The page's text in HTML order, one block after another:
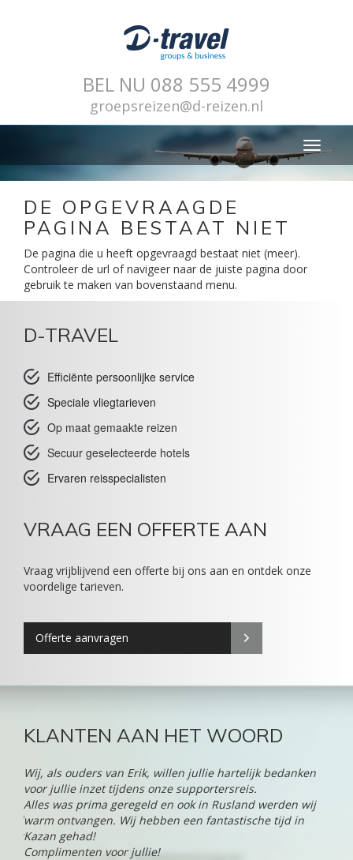
BEL NU 088 555 4999
groepsreizen@d-reizen.nl
Toggle
DE OPGEVRAAGDE
PAGINA BESTAAT NIET
De pagina die u heeft opgevraagd bestaat niet (meer).
Controleer de url of navigeer naar de juiste pagina door
gebruik te maken van bovenstaand menu.
D-TRAVEL
Efficiënte persoonlijke service
Speciale vliegtarieven
Op maat gemaakte reizen
Secuur geselecteerde hotels
Ervaren reisspecialisten
VRAAG EEN OFFERTE AAN
Vraag vrijblijvend een offerte bij ons aan en ontdek onze
voordelige tarieven.
Offerte aanvragen
KLANTEN AAN HET WOORD
Wij, als ouders van Erik, willen jullie hartelijk bedanken
voor jullie inzet tijdens onze supportersreis.
Alles was prima geregeld en ook in Rusland werden wij
warm ontvangen. Wij hebben een fantastische tijd in
Kazan gehad!
Complimenten voor jullie!